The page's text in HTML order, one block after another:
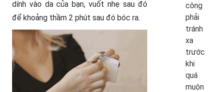
dính vào da của bạn, vuốt nhẹ sau đó
để khoảng thầm 2 phút sau đó bóc ra.
công
phải
tránh
xa
trước
khi
quá
muộn